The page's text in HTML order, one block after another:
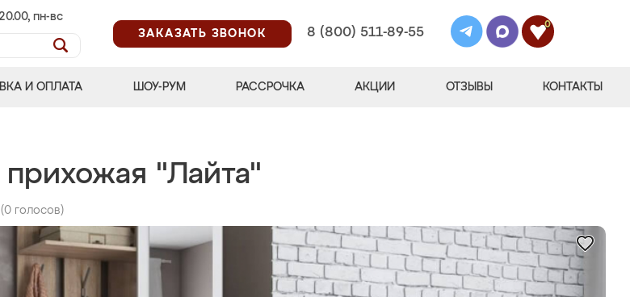
пн-вс
ЗАКАЗАТЬ ЗВОНОК
8 (800) 511-89-55
0
И ОПЛАТА ШОУ-РУМ РАССРОЧКА АКЦИИ ОТЗЫВЫ КОНТАКТЫ
прихожая "Лайта"
(0 голосов)